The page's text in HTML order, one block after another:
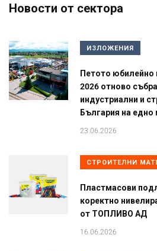
Новости от сектора
ИЗЛОЖЕНИЯ
Петото юбилейно
2026 отново
индустриални и
България на едно
23.06.2026
СТРОИТЕЛНИ
Пластмасови
коректно
от ТОПЛИВО АД
16.06.2026